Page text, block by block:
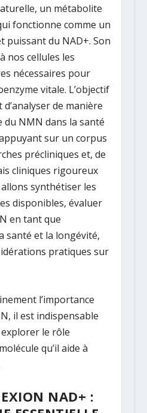
un métabolite
fonctionne comme un
puissant du NAD+. Son
nos cellules les
nécessaires pour
vitale. L’objectif
de manière
NMN dans la santé
sur un corpus
précliniques et, de
cliniques rigoureux
synthétiser les
disponibles, évaluer
en tant que
santé et la longévité,
pratiques sur
l’importance
il est indispensable
le rôle
qu’il aide à
NAD+ :